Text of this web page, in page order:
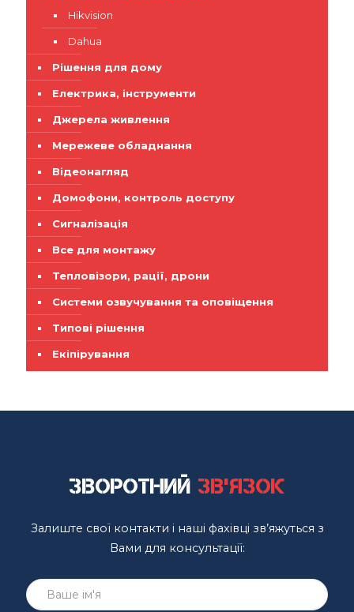
Hikvision
Dahua
Рішення для дому
Електрика, інструменти
Джерела живлення
Мережеве обладнання
Відеонагляд
Домофони, контроль доступу
Сигналізація
Все для монтажу
Тепловізори, рації, дрони
Системи озвучування та оповіщення
Типові рішення
Екіпірування
Зворотний зв'язок
Залиште свої контакти і наші фахівці зв’яжуться з
Вами для консультації: